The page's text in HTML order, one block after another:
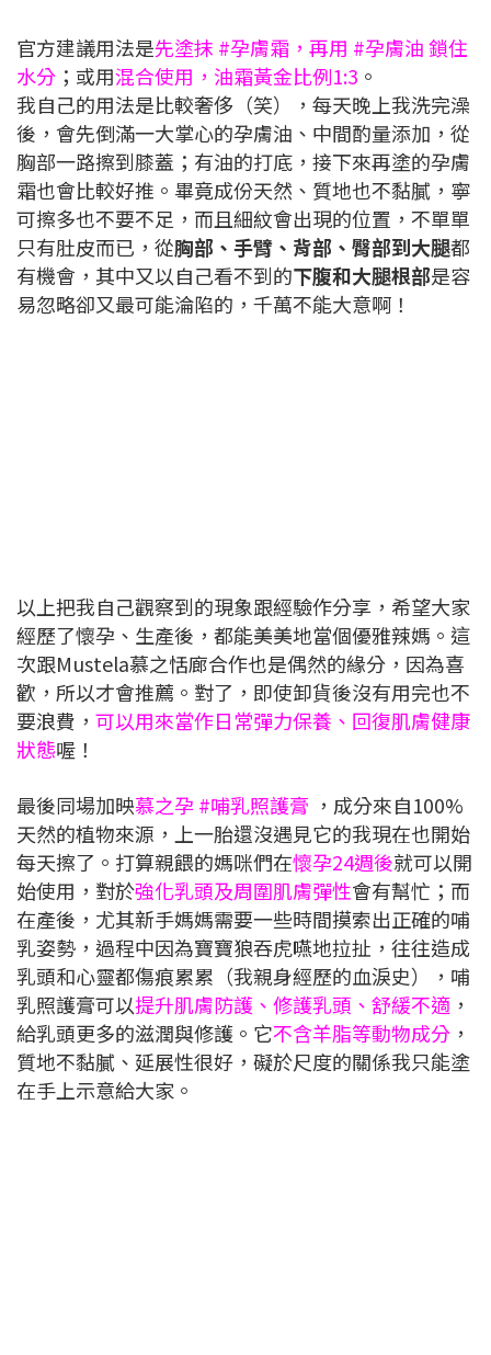
官方建議用法是先塗抹 #孕膚霜，再用 #孕膚油 鎖住
水分 ；或用混合使用，油霜黃金比例1:3 。
我自己的用法是比較奢侈（笑），每天晚上我洗完澡
後，會先倒滿一大掌心的孕膚油、中間酌量添加，從
胸部一路擦到膝蓋；有油的打底，接下來再塗的孕膚
霜也會比較好推。畢竟成份天然、質地也不黏膩，寧
可擦多也不要不足，而且細紋會出現的位置，不單單
只有肚皮而已，從胸部、手臂、背部、臀部到大腿都
有機會，其中又以自己看不到的下腹和大腿根部是容
易忽略卻又最可能淪陷的，千萬不能大意啊！
以上把我自己觀察到的現象跟經驗作分享，希望大家
經歷了懷孕、生產後，都能美美地當個優雅辣媽。這
次跟Mustela慕之恬廊合作也是偶然的緣分，因為喜
歡，所以才會推薦。對了，即使卸貨後沒有用完也不
要浪費， 可以用來當作日常彈力保養、回復肌膚健康
狀態喔！
最後同場加映慕之孕 #哺乳照護膏 ，成分來自100%
天然的植物來源，上一胎還沒遇見它的我現在也開始
每天擦了。打算親餵的媽咪們在懷孕24週後就可以開
始使用，對於強化乳頭及周圍肌膚彈性會有幫忙；而
在產後，尤其新手媽媽需要一些時間摸索出正確的哺
乳姿勢，過程中因為寶寶狼吞虎嚥地拉扯，往往造成
乳頭和心靈都傷痕累累（我親身經歷的血淚史），哺
乳照護膏可以提升肌膚防護、修護乳頭、舒緩不適 ，
給乳頭更多的滋潤與修護。它不含羊脂等動物成分 ，
質地不黏膩、延展性很好，礙於尺度的關係我只能塗
在手上示意給大家。